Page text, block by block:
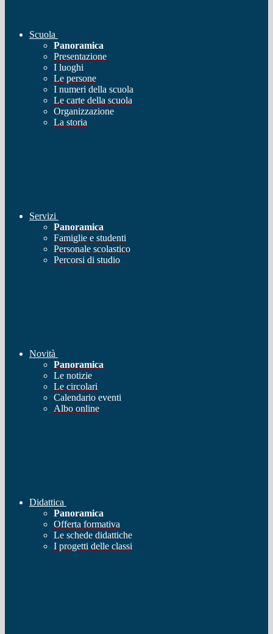
Scuola
Panoramica
Presentazione
I luoghi
Le persone
I numeri della scuola
Le carte della scuola
Organizzazione
La storia
Servizi
Panoramica
Famiglie e studenti
Personale scolastico
Percorsi di studio
Novità
Panoramica
Le notizie
Le circolari
Calendario eventi
Albo online
Didattica
Panoramica
Offerta formativa
Le schede didattiche
I progetti delle classi